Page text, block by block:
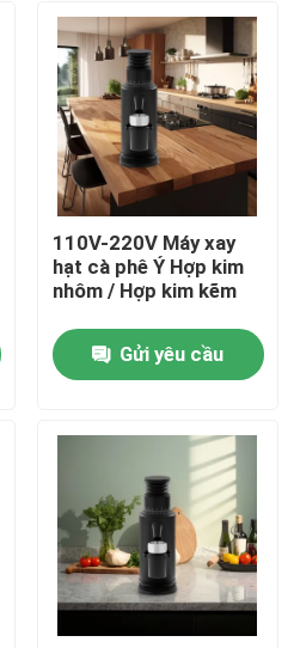
110V-220V Máy xay
hạt cà phê Ý Hợp kim
nhôm / Hợp kim kẽm
Gửi yêu cầu